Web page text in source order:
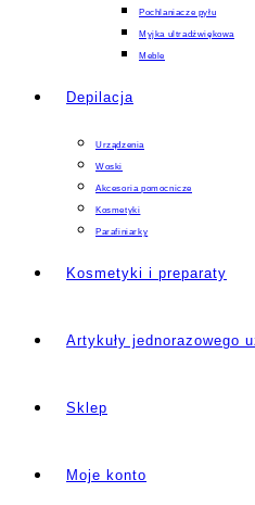
Pochlaniacze pyłu
Myjka ultradźwiękowa
Meble
Depilacja
Urządzenia
Woski
Akcesoria pomocnicze
Kosmetyki
Parafiniarky
Kosmetyki i preparaty
Artykuły jednorazowego
Sklep
Moje konto